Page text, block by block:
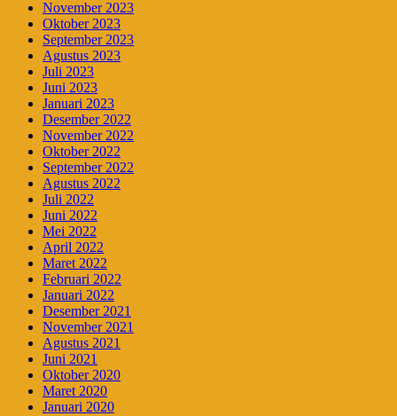
November 2023
Oktober 2023
September 2023
Agustus 2023
Juli 2023
Juni 2023
Januari 2023
Desember 2022
November 2022
Oktober 2022
September 2022
Agustus 2022
Juli 2022
Juni 2022
Mei 2022
April 2022
Maret 2022
Februari 2022
Januari 2022
Desember 2021
November 2021
Agustus 2021
Juni 2021
Oktober 2020
Maret 2020
Januari 2020